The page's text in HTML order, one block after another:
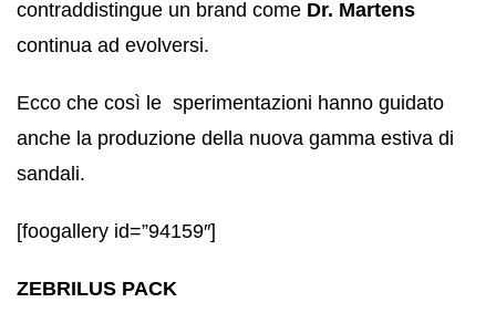
contraddistingue un brand come Dr. Martens
continua ad evolversi.
Ecco che così le sperimentazioni hanno guidato
anche la produzione della nuova gamma estiva di
sandali.
[foogallery id=”94159″]
ZEBRILUS PACK